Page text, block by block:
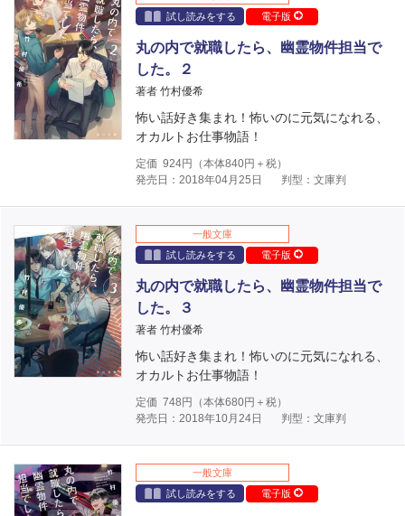
試し読みをする
電子版
丸の内で就職したら、幽霊物件担当で
した。２
著者 竹村優希
怖い話好き集まれ！怖いのに元気になれる、
オカルトお仕事物語！
定価 924円（本体840円＋税）
発売日：2018年04月25日
判型：文庫判
一般文庫
試し読みをする
電子版
丸の内で就職したら、幽霊物件担当で
した。３
著者 竹村優希
怖い話好き集まれ！怖いのに元気になれる、
オカルトお仕事物語！
定価 748 円（本体680円＋税）
発売日：2018年10月24日
判型：文庫判
一般文庫
試し読みをする
電子版